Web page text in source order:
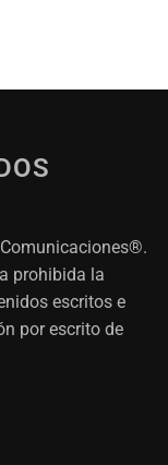
prohibida la
escritos e
por escrito de